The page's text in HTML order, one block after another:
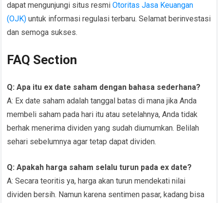
dapat mengunjungi situs resmiOtoritas Jasa Keuangan
(OJK) untuk informasi regulasi terbaru. Selamat berinvestasi
dan semoga sukses.
FAQ Section
Q: Apa itu ex date saham dengan bahasa sederhana?
A: Ex date saham adalah tanggal batas di mana jika Anda
membeli saham pada hari itu atau setelahnya, Anda tidak
berhak menerima dividen yang sudah diumumkan. Belilah
sehari sebelumnya agar tetap dapat dividen.
Q: Apakah harga saham selalu turun pada ex date?
A: Secara teoritis ya, harga akan turun mendekati nilai
dividen bersih. Namun karena sentimen pasar, kadang bisa